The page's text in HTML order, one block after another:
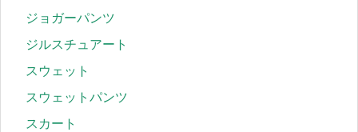
ジョガーパンツ
ジルスチュアート
スウェット
スウェットパンツ
スカート